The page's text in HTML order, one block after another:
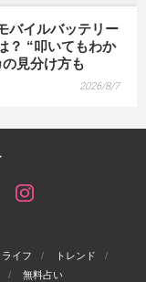
バイルバッテリー
？ “叩いてもわか
見分け方も
2026/8/7
ライフ
トレンド
無料占い